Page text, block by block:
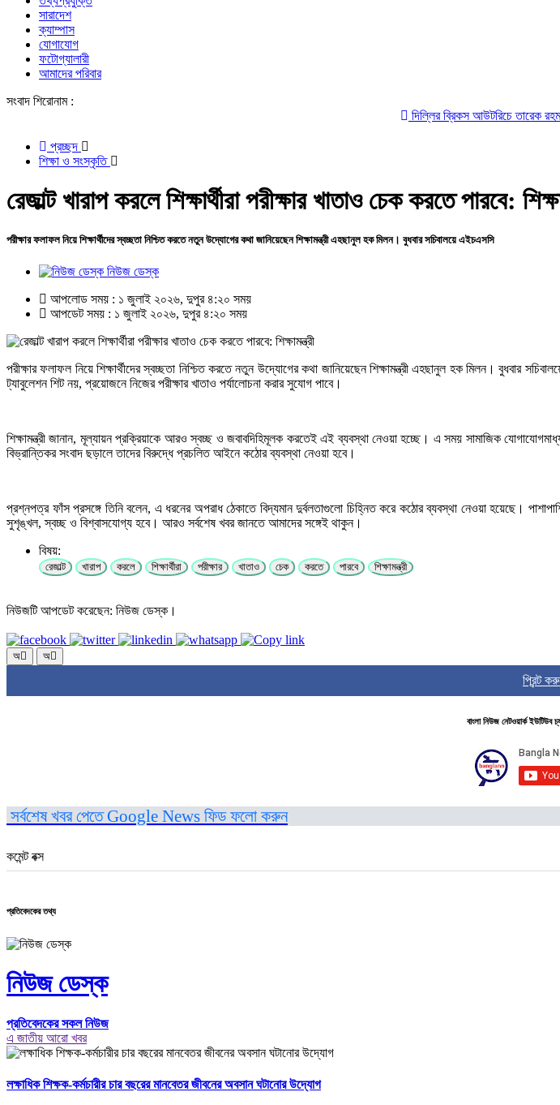
সারাদেশ
ক্যাম্পাস
যোগাযোগ
ফটোগ্যালারী
আমাদের পরিবার
সংবাদ শিরোনাম :
দিল্লির ব্রিকস আউটরিচে তারেক রহমানের
প্রচ্ছদ
শিক্ষা ও সংস্কৃতি
রেজাল্ট খারাপ করলে শিক্ষার্থীরা পরীক্ষার খাতাও চেক করতে পারবে:
পরীক্ষার ফলাফল নিয়ে শিক্ষার্থীদের স্বচ্ছতা নিশ্চিত করতে নতুন উদ্যোগের কথা জানিয়েছেন শিক্ষামন্ত্রী এহছানুল হক মিলন। বুধবার সচিবালয়ে এইচএসসি
নিউজ ডেস্ক
আপলোড সময় : ১ জুলাই ২০২৬, দুপুর ৪:২০ সময়
আপডেট সময় : ১ জুলাই ২০২৬, দুপুর ৪:২০ সময়
পরীক্ষার ফলাফল নিয়ে শিক্ষার্থীদের স্বচ্ছতা নিশ্চিত করতে নতুন উদ্যোগের কথা জানিয়েছেন শিক্ষামন্ত্রী এহছানুল হক মিলন। বুধবার
ট্যাবুলেশন শিট নয়, প্রয়োজনে নিজের পরীক্ষার খাতাও পর্যালোচনা করার সুযোগ পাবে।
শিক্ষামন্ত্রী জানান, মূল্যায়ন প্রক্রিয়াকে আরও স্বচ্ছ ও জবাবদিহিমূলক করতেই এই ব্যবস্থা নেওয়া হচ্ছে। এ সময় সামাজিক
বিভ্রান্তিকর সংবাদ ছড়ালে তাদের বিরুদ্ধে প্রচলিত আইনে কঠোর ব্যবস্থা নেওয়া হবে।
প্রশ্নপত্র ফাঁস প্রসঙ্গে তিনি বলেন, এ ধরনের অপরাধ ঠেকাতে বিদ্যমান দুর্বলতাগুলো চিহ্নিত করে কঠোর ব্যবস্থা নেওয়া হয়েছে।
সুশৃঙ্খল, স্বচ্ছ ও বিশ্বাসযোগ্য হবে। আরও সর্বশেষ খবর জানতে আমাদের সঙ্গেই থাকুন।
বিষয়:
রেজাল্ট খারাপ করলে শিক্ষার্থীরা পরীক্ষার খাতাও চেক করতে পারবে শিক্ষামন্ত্রী
নিউজটি আপডেট করেছেন: নিউজ ডেস্ক।
অ অ
প্রিন্ট
বাংলা নিউজ নেটওয়ার্ক ইউটিউব
সর্বশেষ খবর পেতে Google News ফিড ফলো করুন
কমেন্ট বক্স
প্রতিবেদকের তথ্য
নিউজ ডেস্ক
প্রতিবেদকের সকল নিউজ
এ জাতীয় আরো খবর
লক্ষাধিক শিক্ষক-কর্মচারীর চার বছরের মানবেতর জীবনের অবসান ঘটানোর উদ্যোগ